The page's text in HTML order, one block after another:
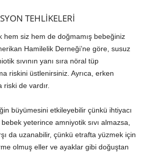
TEHLİKELERİ
hem siz hem de doğmamış bebeğiniz
Hamilelik Derneği’ne göre, susuz
sıvının yanı sıra nöral tüp
riskini üstlenirsiniz. Ayrıca, erken
de vardır.
büyümesini etkileyebilir çünkü ihtiyacı
yeterince amniyotik sıvı almazsa,
da uzanabilir, çünkü etrafta yüzmek için
olmuş eller ve ayaklar gibi doğuştan